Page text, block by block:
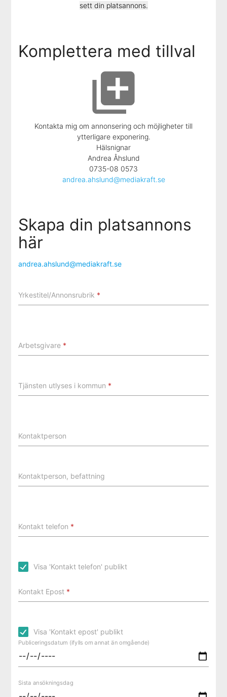
sett din platsannons.
Komplettera med tillval
library_add
Kontakta mig om annonsering och möjligheter till
ytterligare exponering.
Hälsnignar
Andrea Åhslund
0735-08 0573
andrea.ahslund@mediakraft.se
Skapa din platsannons
här
andrea.ahslund@mediakraft.se
Yrkestitel/Annonsrubrik *
Arbetsgivare *
Tjänsten utlyses i kommun *
Kontaktperson
Kontaktperson, befattning
Kontakt telefon *
Visa 'Kontakt telefon' publikt
Kontakt Epost *
Visa 'Kontakt epost' publikt
Publiceringsdatum (ifylls om annat än omgående)
Sista ansökningsdag